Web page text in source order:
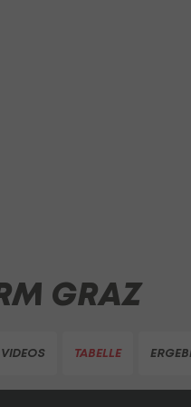
GRAZ
VIDEOS TABELLE